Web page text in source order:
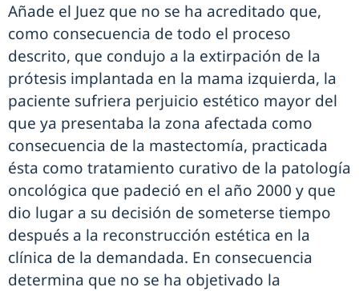
Añade el Juez que no se ha acreditado que,
como consecuencia de todo el proceso
descrito, que condujo a la extirpación de la
prótesis implantada en la mama izquierda, la
paciente sufriera perjuicio estético mayor del
que ya presentaba la zona afectada como
consecuencia de la mastectomía, practicada
ésta como tratamiento curativo de la patología
oncológica que padeció en el año 2000 y que
dio lugar a su decisión de someterse tiempo
después a la reconstrucción estética en la
clínica de la demandada. En consecuencia
determina que no se ha objetivado la